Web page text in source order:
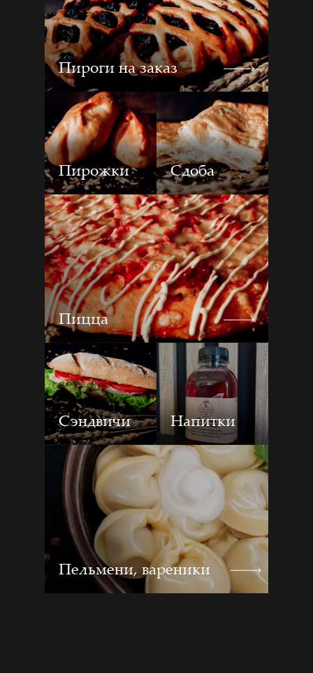
Пироги на заказ
Пирожки Сдоба
Сэндвичи Напитки
Пицца
Пельмени, вареники